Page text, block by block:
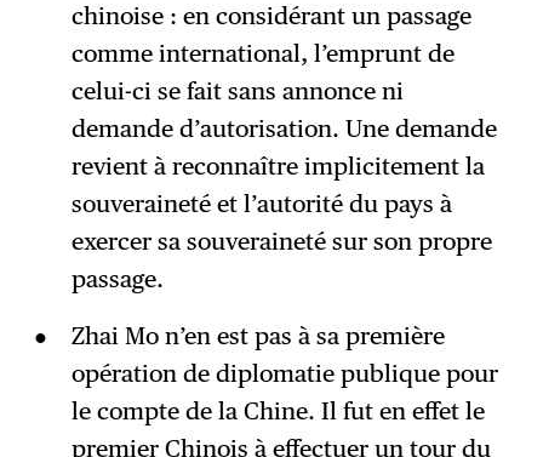
chinoise : en considérant un passage
comme international, l’emprunt de
celui-ci se fait sans annonce ni
demande d’autorisation. Une demande
revient à reconnaître implicitement la
souveraineté et l’autorité du pays à
exercer sa souveraineté sur son propre
passage.
Zhai Mo n’en est pas à sa première
opération de diplomatie publique pour
le compte de la Chine. Il fut en effet le
premier Chinois à effectuer un tour du